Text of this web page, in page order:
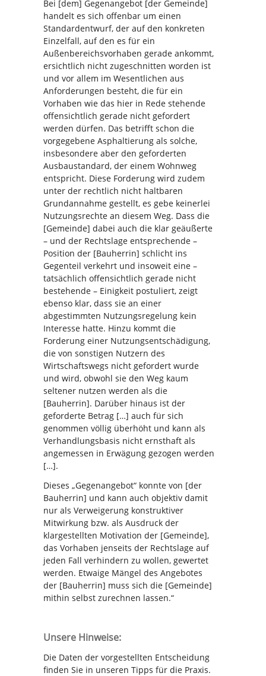
Bei [dem] Gegenangebot [der Gemeinde]
handelt es sich offenbar um einen
Standardentwurf, der auf den konkreten
Einzelfall, auf den es für ein
Außenbereichsvorhaben gerade ankommt,
ersichtlich nicht zugeschnitten worden ist
und vor allem im Wesentlichen aus
Anforderungen besteht, die für ein
Vorhaben wie das hier in Rede stehende
offensichtlich gerade nicht gefordert
werden dürfen. Das betrifft schon die
vorgegebene Asphaltierung als solche,
insbesondere aber den geforderten
Ausbaustandard, der einem Wohnweg
entspricht. Diese Forderung wird zudem
unter der rechtlich nicht haltbaren
Grundannahme gestellt, es gebe keinerlei
Nutzungsrechte an diesem Weg. Dass die
[Gemeinde] dabei auch die klar geäußerte
– und der Rechtslage entsprechende –
Position der [Bauherrin] schlicht ins
Gegenteil verkehrt und insoweit eine –
tatsächlich offensichtlich gerade nicht
bestehende – Einigkeit postuliert, zeigt
ebenso klar, dass sie an einer
abgestimmten Nutzungsregelung kein
Interesse hatte. Hinzu kommt die
Forderung einer Nutzungsentschädigung,
die von sonstigen Nutzern des
Wirtschaftswegs nicht gefordert wurde
und wird, obwohl sie den Weg kaum
seltener nutzen werden als die
[Bauherrin]. Darüber hinaus ist der
geforderte Betrag […] auch für sich
genommen völlig überhöht und kann als
Verhandlungsbasis nicht ernsthaft als
angemessen in Erwägung gezogen werden
[…].
Dieses „Gegenangebot“ konnte von [der
Bauherrin] und kann auch objektiv damit
nur als Verweigerung konstruktiver
Mitwirkung bzw. als Ausdruck der
klargestellten Motivation der [Gemeinde],
das Vorhaben jenseits der Rechtslage auf
jeden Fall verhindern zu wollen, gewertet
werden. Etwaige Mängel des Angebotes
der [Bauherrin] muss sich die [Gemeinde]
mithin selbst zurechnen lassen.“
Unsere Hinweise:
Die Daten der vorgestellten Entscheidung
finden Sie in unseren Tipps für die Praxis.